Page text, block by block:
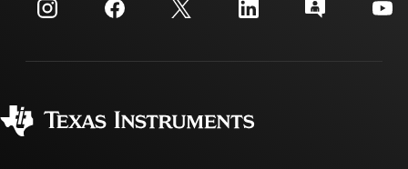
投資人關系
製造
客戶支援中心
myTI 帳戶常見問題解答
訂購 FAQ